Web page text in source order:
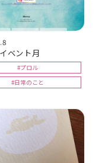
ベント月
#プロル
#日常のこと